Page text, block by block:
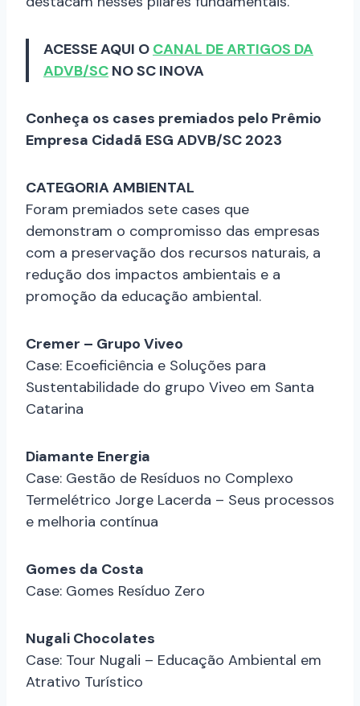
ACESSE AQUI O CANAL DE ARTIGOS DA
ADVB/SC NO SC INOVA
Conheça os cases premiados pelo Prêmio
Empresa Cidadã ESG ADVB/SC 2023
CATEGORIA AMBIENTAL
Foram premiados sete cases que
demonstram o compromisso das empresas
com a preservação dos recursos naturais, a
redução dos impactos ambientais e a
promoção da educação ambiental.
Cremer – Grupo Viveo
Case: Ecoeficiência e Soluções para
Sustentabilidade do grupo Viveo em Santa
Catarina
Diamante Energia
Case: Gestão de Resíduos no Complexo
Termelétrico Jorge Lacerda – Seus processos
e melhoria contínua
Gomes da Costa
Case: Gomes Resíduo Zero
Nugali Chocolates
Case: Tour Nugali – Educação Ambiental em
Atrativo Turístico